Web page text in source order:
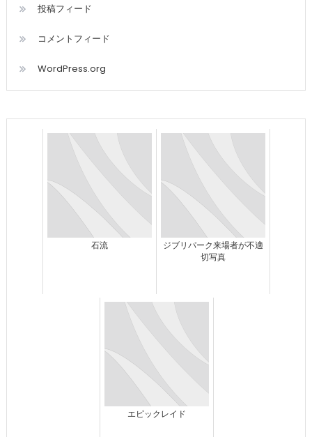
投稿フィード
コメントフィード
WordPress.org
石流
ジブリパーク来場者が不適
切写真
エピックレイド